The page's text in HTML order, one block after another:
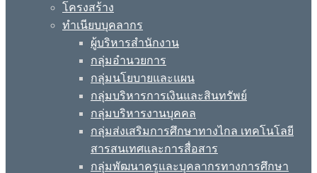
โครงสร้าง
ทำเนียบบุคลากร
ผู้บริหารสำนักงาน
กลุ่มอำนวยการ
กลุ่มนโยบายและแผน
กลุ่มบริหารการเงินและสินทรัพย์
กลุ่มบริหารงานบุคคล
กลุ่มส่งเสริมการศึกษาทางไกล เทคโนโลยี
สารสนเทศและการสื่อสาร
กลุ่มพัฒนาครูและบุคลากรทางการศึกษา